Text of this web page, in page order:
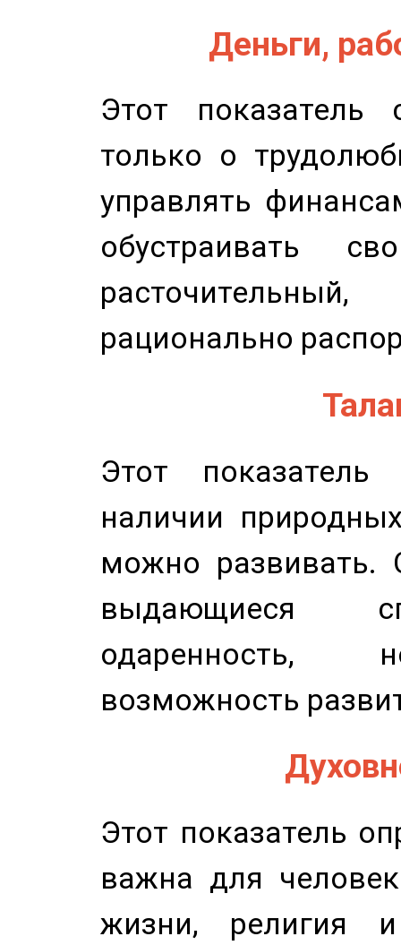
Деньги,
Этот показатель
только о
управлять
обустраивать
рационально
Этот показатель
наличии
можно развивать.
выдающиеся
одаренность,
возможность
Этот показатель
важна для
жизни, религия